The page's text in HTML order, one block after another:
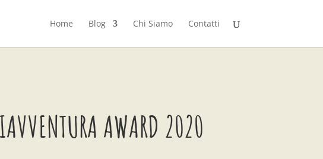
Home Blog Chi Siamo Contatti
AWARD 2020